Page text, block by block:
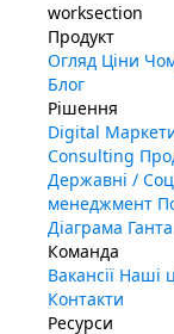
worksection
Продукт
Огляд Ціни
Блог
Рішення
Digital
Consulting
Державні /
менеджмент
Діаграма Ганта
Команда
Вакансії Наші
Контакти
Ресурси